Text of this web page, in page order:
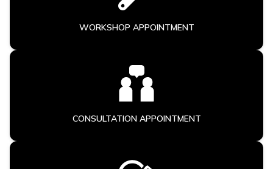
WORKSHOP APPOINTMENT
CONSULTATION APPOINTMENT